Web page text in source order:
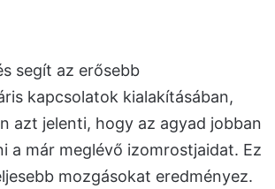
segít az erősebb
kapcsolatok kialakításában,
azt jelenti, hogy az agyad jobban
a már meglévő izomrostjaidat. Ez
mozgásokat eredményez.